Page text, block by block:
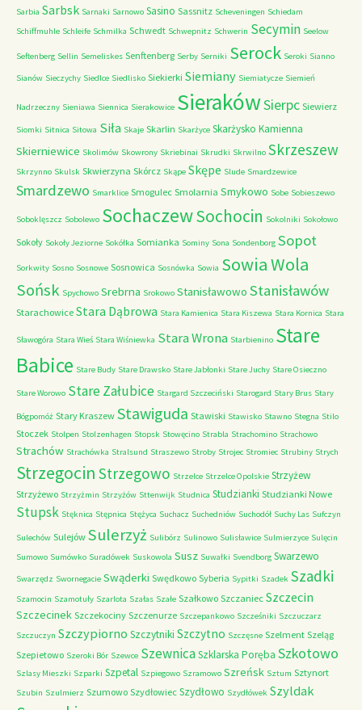
Sarbia Sarbsk Sarnaki Sarnowo Sasino Sassnitz Scheveningen Schiedam
Schiffmuhle Schleife Schmilka Schwedt Schwepnitz Schwerin Secymin Seelow
Seftenberg Sellin Semeliskes Senftenberg Serby Serniki Serock Seroki Sianno
Sianów Sieczychy Siedlce Siedlisko Siekierki Siemiany Siemiatycze Siemień
Nadrzeczny Sieniawa Siennica Sierakowice SierakówSierpc Siewierz
Siomki Sitnica Sitowa Siła Skaje Skarlin Skarżyce Skarżysko Kamienna
Skierniewice Skolimów Skowrony Skriebinai Skrudki Skrwilno Skrzeszew
Skrzynno Skulsk Skwierzyna Skórcz Skąpe Skępe Slude Smardzewice
Smardzewo Smarklice Smogulec Smolarnia Smykowo Sobe Sobieszewo
Soboklęszcz Sobolewo SochaczewSochocin Sokolniki Sokołowo
Sokoły Sokoły Jeziorne Sokółka Somianka Sominy Sona Sondenborg Sopot
Sorkwity Sosno Sosnowe Sosnowica Sosnówka Sowia Sowia Wola
Sońsk Spychowo Srebrna Srokowo Stanisławowo Stanisławów
Starachowice Stara Dąbrowa Stara Kamienica Stara Kiszewa Stara Kornica Stara
Sławogóra Stara Wieś Stara Wiśniewka Stara Wrona Starbienino Stare
Babice Stare Budy Stare Drawsko Stare Jabłonki Stare Juchy Stare Osieczno
Stare Worowo Stare Załubice Stargard Szczeciński Starogard Stary Brus Stary
Bógpomóż Stary Kraszew Stawiguda Stawiski Stawisko Stawno Stegna Stilo
Stoczek Stolpen Stolzenhagen Stopsk Stowęcino Strabla Strachomino Strachowo
Strachów Strachówka Stralsund Straszewo Stroby Strojec Stromiec Strubiny Strych
Strzegocin Strzegowo Strzelce Strzelce Opolskie Strzyżew
Strzyżewo Strzyżmin Strzyżów Sttenwijk Studnica Studzianki Studzianki Nowe
Stupsk Stęknica Stępnica Stężyca Suchacz Suchedniów Suchodół Suchy Las Sufczyn
Sulechów Sulejów Sulerzyż Sulibórz Sulinowo Sulisławice Sulmierzyce Sulęcin
Sumowo Sumówko Suradówek Suskowola Susz Suwałki Svendborg Swarzewo
Swarzędz Swornegacie Swąderki Swędkowo Syberia Sypitki Szadek Szadki
Szamocin Szamotuły Szarlota Szałas Szałe Szałkowo Szczaniec Szczecin
Szczecinek Szczekociny Szczenurze Szczepankowo Szcześniki Szczuczarz
Szczuczyn Szczypiorno Szczytniki Szczytno Szczęsne Szelment Szeląg
Szepietowo Szeroki Bór Szewce SzewnicaSzklarska Poręba Szkotowo
Szlasy Mieszki Szparki Szpetal Szpiegowo Szramowo Szreńsk Sztum Sztynort
Szubin Szulmierz Szumowo Szydłowiec Szydłowo Szydłówek Szyldak